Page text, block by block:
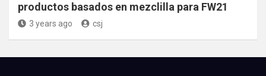
productos basados ​​en mezclilla para FW21
3 years ago csj